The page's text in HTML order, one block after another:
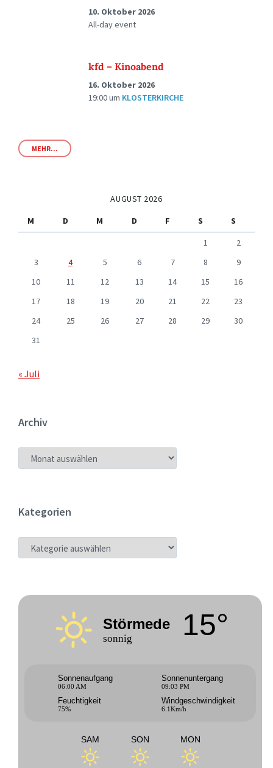
10. Oktober 2026
All-day event
kfd – Kinoabend
16. Oktober 2026
19:00um KLOSTERKIRCHE
MEHR...
AUGUST 2026
M
D M D F S
S
1
2
3
4 5 6 7 8
9
10
11 12 13 14 15
16
17
18 19 20 21 22
23
24
25 26 27 28 29
30
31
« Juli
Archiv
ARCHIV
Kategorien
KATEGORIEN
Störmede
sonnig 15°
Sonnenaufgang
06:00 AM
Sonnenuntergang
09:03 PM
Feuchtigkeit
75%
Windgeschwindigkeit
6.1Km/h
SAM SON MON